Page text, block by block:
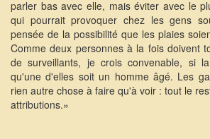
parler bas avec elle, mais éviter avec le
qui pourrait provoquer chez les gens
pensée de la possibilité que les plaies
Comme deux personnes à la fois doivent
de surveillants, je crois convenable, si
qu'une d'elles soit un homme âgé. Les
rien autre chose à faire qu'à voir : tout le
attributions.»